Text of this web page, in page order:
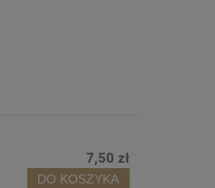
7,50 zł
DO KOSZYKA